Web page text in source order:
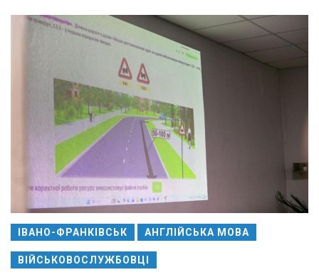
ІВАНО-ФРАНКІВСЬК АНГЛІЙСЬКА МОВА
ВІЙСЬКОВОСЛУЖБОВЦІ